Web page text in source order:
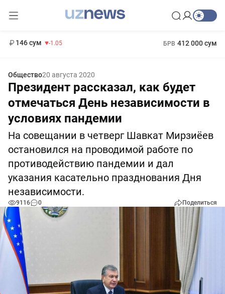
146 сум -1.05 БРВ 412 000 сум
Общество20 августа 2020
Президент рассказал, как будет
отмечаться День независимости в
условиях пандемии
На совещании в четверг Шавкат Мирзиёев
остановился на проводимой работе по
противодействию пандемии и дал
указания касательно празднования Дня
независимости.
9116 0 Поделиться